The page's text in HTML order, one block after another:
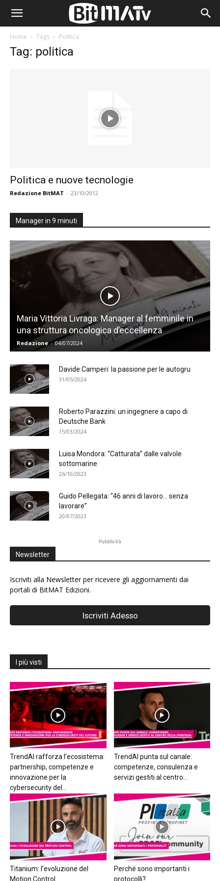
Home Tags Politica
Tag: politica
Politica e nuove tecnologie
Redazione BitMAT - 23/10/2012
Manager in 9 minuti
Maria Vittoria Livraga: Manager al femminile in
una struttura oncologica d’eccellenza
Redazione - 04/07/2024
Davide Camperi: la passione per le autogru
31/05/2024
Roberto Parazzini: un ingegnere a capo di
Deutsche Bank
15/03/2024
Luisa Mondora: “Catturata” dalle valvole
sottomarine
26/10/2023
Guido Pellegata: “46 anni di lavoro… senza
lavorare”
20/07/2023
Pubblicità
Newsletter
Iscriviti alla Newsletter per ricevere gli aggiornamenti dai
portali di BitMAT Edizioni.
I più visti
TrendAI rafforza l’ecosistema:
partnership, competenze e
innovazione per la
cybersecurity del...
TrendAI punta sul canale:
competenze, consulenza e
servizi gestiti al centro...
Titanium: l’evoluzione del
Motion Control
Perché sono importanti i
protocolli?